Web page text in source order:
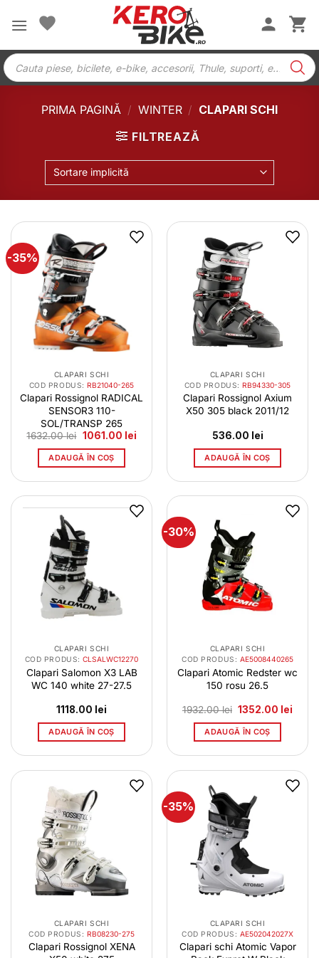
Products
search
PRIMA PAGINĂ / WINTER / CLAPARI SCHI
FILTREAZĂ
Sortare implicită
-35%
CLAPARI SCHI
COD PRODUS:RB21040-265
Clapari Rossignol RADICAL
SENSOR3 110-
SOL/TRANSP 265
1632.00lei Prețul
a
fost:
1061.00 leiPrețul
ADAUGĂ ÎN COȘ
CLAPARI SCHI
COD PRODUS:RB94330-305
Clapari Rossignol Axium
X50 305 black 2011/12
536.00 lei
ADAUGĂ ÎN COȘ
CLAPARI SCHI
COD PRODUS:CLSALWC12270
Clapari Salomon X3 LAB
WC 140 white 27-27.5
1118.00 lei
ADAUGĂ ÎN COȘ
-30%
CLAPARI SCHI
COD PRODUS: AE5008440265
Clapari Atomic Redster wc
150 rosu 26.5
1932.00lei Prețul
a
fost:
1352.00 lei
ADAUGĂ ÎN COȘ
CLAPARI SCHI
COD PRODUS: RB08230-275
Clapari Rossignol XENA
-35%
CLAPARI SCHI
COD PRODUS: AE502042027X
Clapari schi Atomic Vapor